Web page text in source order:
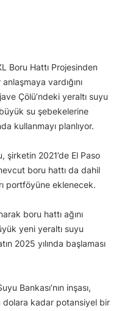
Boru Hattı Projesinden
vardığını
Çölü’ndeki yeraltı suyu
büyük su şebekelerine
kullanmayı planlıyor.
şirketin 2021’de El Paso
boru hattı da dahil
portföyüne eklenecek.
boru hattı ağını
yeni yeraltı suyu
2025 yılında başlaması
Bankası’nın inşası,
dolara kadar potansiyel bir